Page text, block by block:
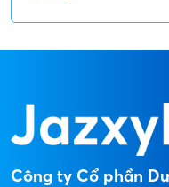
Công ty Cổ phần